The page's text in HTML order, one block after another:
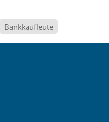
Bankkaufleute